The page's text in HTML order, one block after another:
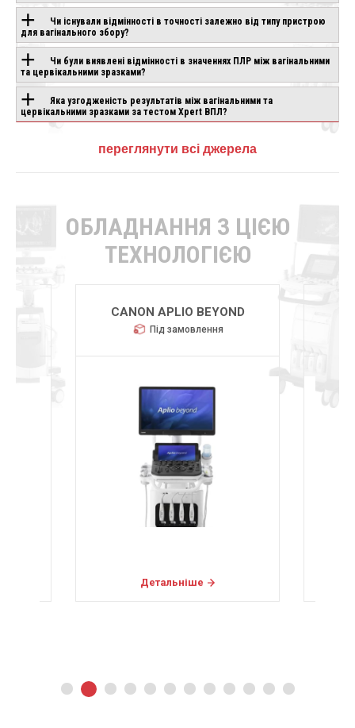
Чи існували відмінності в точності залежно від типу пристрою
для вагінального збору?
Чи були виявлені відмінності в значеннях ПЛР між вагінальними
та цервікальними зразками?
Яка узгодженість результатів між вагінальними та
цервікальними зразками за тестом Xpert ВПЛ?
переглянути всі джерела
ОБЛАДНАННЯ З ЦІЄЮ
ТЕХНОЛОГІЄЮ
CANON APLIO BEYOND
Під замовлення
Детальніше